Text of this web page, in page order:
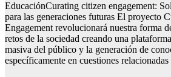
EducaciónCurating citizen engagement:
para las generaciones futuras El proyecto
Engagement revolucionará nuestra forma
retos de la sociedad creando una
masiva del público y la generación de
específicamente en cuestiones